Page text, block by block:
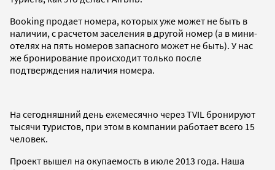
Booking продает номера, которых уже может не быть в
наличии, с расчетом заселения в другой номер (а в мини-
отелях на пять номеров запасного может не быть). У нас
же бронирование происходит только после
подтверждения наличия номера.
На сегодняшний день ежемесячно через TVIL бронируют
тысячи туристов, при этом в компании работает всего 15
человек.
Проект вышел на окупаемость в июле 2013 года. Наша